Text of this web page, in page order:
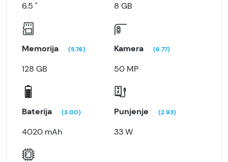
6.5 " 8 GB
Memorija (5.76)
128 GB
Kamera (6.77)
50 MP
Baterija (3.00)
4020 mAh
Punjenje (2.93)
33 W